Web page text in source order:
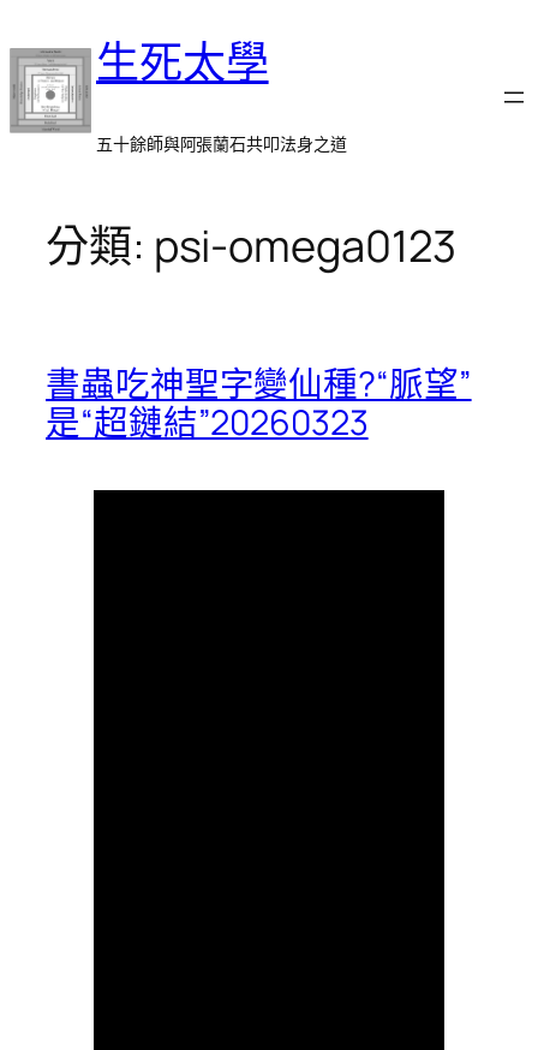
至
主
要
內
生死太學
五十餘師與阿張蘭石共叩法身之道
分類: psi-omega0123
書蟲吃神聖字變仙種?“脈望”
是“超鏈結”20260323